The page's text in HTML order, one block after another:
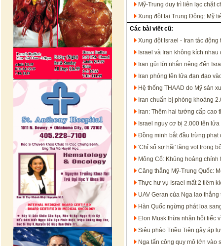
Mỹ-Trung duy trì liên lạc chặt
Xung đột tại Trung Đông: Mỹ
Các bài viết cũ:
Xung đột Israel - Iran tác
Israel và Iran không kích
Iran gửi lời nhắn riêng đến
Iran phóng tên lửa đạn đạo
Hệ thống THAAD do Mỹ sản
Iran chuẩn bị phóng khoảng
Iran: Thêm hai tướng cấp cao
Israel nguy cơ bị 2.000 tên
Đồng minh bắt đầu trừng phạt
'Chỉ số sợ hãi' tăng vọt trong
Mông Cổ: Khủng hoảng
Căng thẳng Mỹ-Trung Quốc:
Thực hư vụ Israel mất 2 tiêm
UAV Geran của Nga lao
Hàn Quốc ngừng phát loa
Elon Musk thừa nhận hối tiếc
Siêu pháo Triều Tiên gây áp
Nga tấn công quy mô lớn vào